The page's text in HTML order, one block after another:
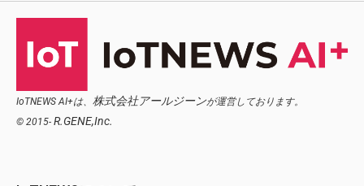
IoTNEWS AI+は、 株式会社アールジーンが運営しております。
© 2015- R.GENE,Inc.